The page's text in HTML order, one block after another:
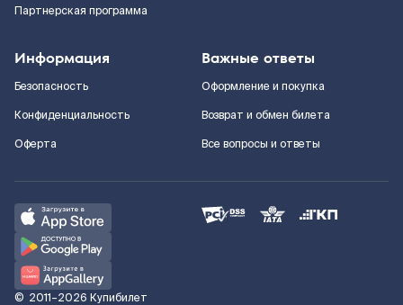
Партнерская программа
Информация
Безопасность
Конфиденциальность
Оферта
Важные ответы
Оформление и покупка
Возврат и обмен билета
Все вопросы и ответы
© 2011–2026 Купибилет